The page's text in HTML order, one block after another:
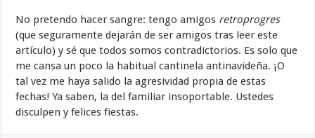
No pretendo hacer sangre: tengo amigos retroprogres
(que seguramente dejarán de ser amigos tras leer este
artículo) y sé que todos somos contradictorios. Es solo que
me cansa un poco la habitual cantinela antinavideña. ¡O
tal vez me haya salido la agresividad propia de estas
fechas! Ya saben, la del familiar insoportable. Ustedes
disculpen y felices fiestas.